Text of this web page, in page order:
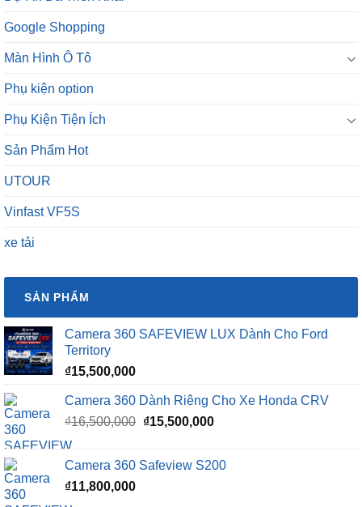
Google Shopping
Màn Hình Ô Tô
Phụ kiện option
Phụ Kiện Tiện Ích
Sản Phẩm Hot
UTOUR
Vinfast VF5S
xe tải
SẢN PHẨM
Camera 360 SAFEVIEW LUX Dành Cho Ford
Territory
₫15,500,000
Camera 360 Dành Riêng Cho Xe Honda CRV
₫16,500,000 Giá
₫16,500,000.
₫15,500,000Giá
là:
Camera 360 Safeview S200
₫11,800,000